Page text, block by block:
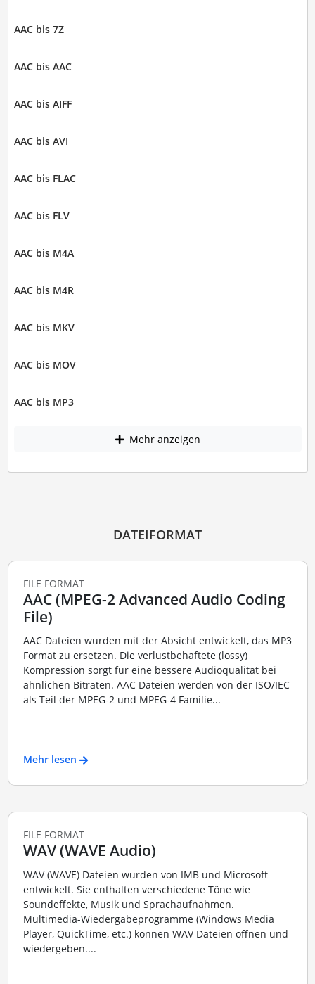
AAC bis 7Z
AAC bis AAC
AAC bis AIFF
AAC bis AVI
AAC bis FLAC
AAC bis FLV
AAC bis M4A
AAC bis M4R
AAC bis MKV
AAC bis MOV
AAC bis MP3
Mehr anzeigen
DATEIFORMAT
FILE FORMAT
AAC (MPEG-2 Advanced Audio Coding
File)
AAC Dateien wurden mit der Absicht entwickelt, das MP3
Format zu ersetzen. Die verlustbehaftete (lossy)
Kompression sorgt für eine bessere Audioqualität bei
ähnlichen Bitraten. AAC Dateien werden von der ISO/IEC
als Teil der MPEG-2 und MPEG-4 Familie...
Mehr lesen
FILE FORMAT
WAV (WAVE Audio)
WAV (WAVE) Dateien wurden von IMB und Microsoft
entwickelt. Sie enthalten verschiedene Töne wie
Soundeffekte, Musik und Sprachaufnahmen.
Multimedia-Wiedergabeprogramme (Windows Media
Player, QuickTime, etc.) können WAV Dateien öffnen und
wiedergeben....